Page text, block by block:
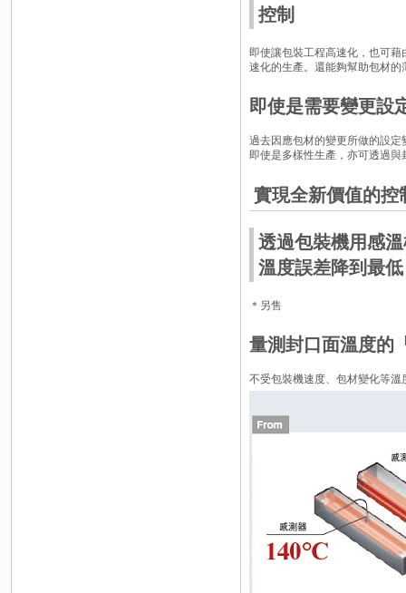
控制
即使讓包裝工程高速化，也可
速化的生產。還能夠幫助包材
即使是需要變更設
過去因應包材的變更所做的設
即使是多樣性生產，亦可透過
實現全新價值的控
透過包裝機用感
溫度誤差降到最低
＊另售
量測封口面溫度的
不受包裝機速度、包材變化等